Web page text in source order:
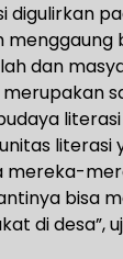
digulirkan
menggaung
dan
literasi
mereka-
bisa
di desa”,